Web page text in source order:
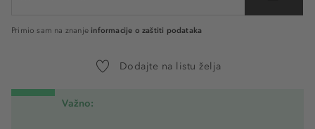
Primio sam na znanje informacije o zaštiti podataka
Dodajte na listu želja
Važno: